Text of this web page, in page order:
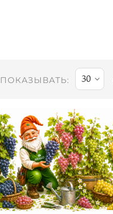
ПОКАЗЫВАТЬ: 30